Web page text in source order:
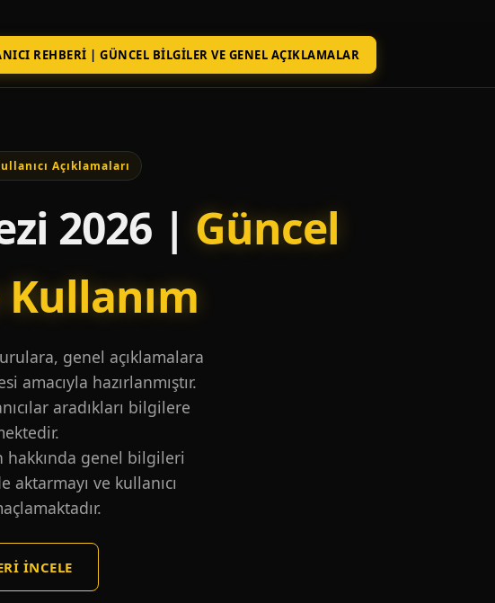
REHBERI | GÜNCEL BILGILER VE GENEL AÇIKLAMALAR
Açıklamaları
2026 | Güncel
genel açıklamalara
hazırlanmıştır.
aradıkları bilgilere
hakkında genel bilgileri
aktarmayı ve kullanıcı
İNCELE